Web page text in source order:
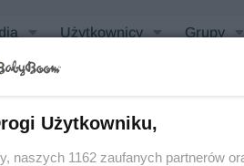
Użytkownicy Grupy
Użytkowniku,
naszych 1162 zaufanych partnerów